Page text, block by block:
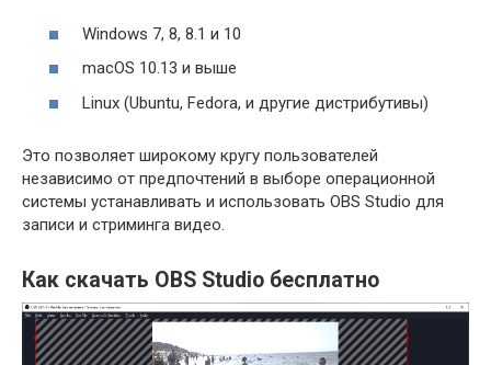
Windows 7, 8, 8.1 и 10
macOS 10.13 и выше
Linux (Ubuntu, Fedora, и другие дистрибутивы)
Это позволяет широкому кругу пользователей
независимо от предпочтений в выборе операционной
системы устанавливать и использовать OBS Studio для
записи и стриминга видео.
Как скачать OBS Studio бесплатно